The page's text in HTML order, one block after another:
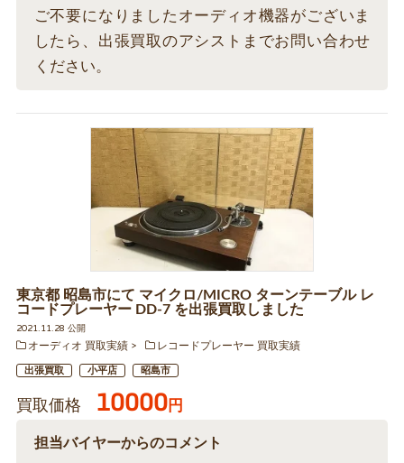
ご不要になりましたオーディオ機器がございま
したら、出張買取のアシストまでお問い合わせ
ください。
東京都 昭島市にて マイクロ/MICRO ターンテーブル レ
コードプレーヤー DD-7 を出張買取しました
2021.11.28 公開
オーディオ 買取実績
レコードプレーヤー 買取実績
出張買取 小平店 昭島市
買取価格 10000円
担当バイヤーからのコメント